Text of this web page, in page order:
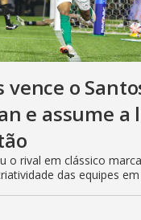
vence o
e assume a
o rival em clássico
das equipes